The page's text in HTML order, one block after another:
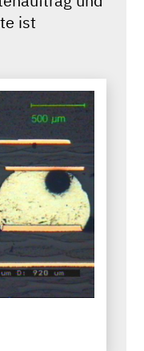
ist